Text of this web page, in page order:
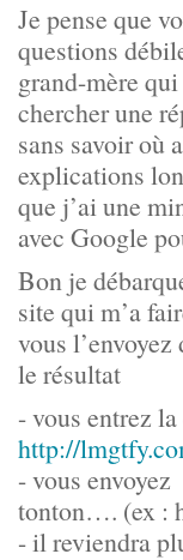
Je pense que
questions
grand-mère
chercher une
sans savoir où
explications
que j’ai une
avec Google
Bon je
site qui m’a
vous
le résultat
- vous entrez
http://
- vous envoyez
tonton…. (ex :
- il reviendra